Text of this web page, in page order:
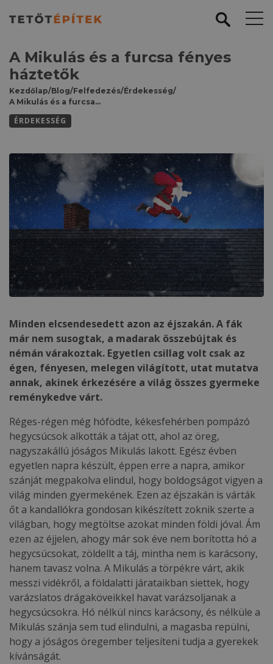
A Mikulás és a furcsa fényes
háztetők
Kezdőlap/Blog/Felfedezés/Érdekesség/
A Mikulás és a furcsa fényes háztetők
ÉRDEKESSÉG
Minden elcsendesedett azon az éjszakán. A fák
már nem susogtak, a madarak összebújtak és
némán várakoztak. Egyetlen csillag volt csak az
égen, fényesen, melegen világított, utat mutatva
annak, akinek érkezésére a világ összes gyermeke
reménykedve várt.
Réges-régen még hófödte, kékesfehérben pompázó
hegycsúcsok alkották a tájat ott, ahol az öreg,
nagyszakállú jóságos Mikulás lakott. Egész évben
egyetlen napra készült, éppen erre a napra, amikor
szánját megpakolva elindul, hogy boldogságot vigyen a
világ minden gyermekének. Ezen az éjszakán is várták
őt a kandallókra gondosan kikészített zoknik szerte a
világban, hogy megtöltse azokat minden földi jóval. Ám
ezen az éjjelen, ahogy már sok éve nem borította hó a
hegycsúcsokat, zöldellt a táj, mintha nem is karácsony,
hanem tavasz volna. A Mikulás a törpékre várt, akik
messzi vidékről, a földalatti járataikban siettek, hogy
varázslatos drágaköveikkel havat varázsoljanak a
hegycsúcsokra. Hó nélkül nincs karácsony, és nélküle a
Mikulás szánja sem tud elindulni, a magasba repülni,
hogy a jóságos öregember teljesíteni tudja a gyerekek
kívánságát.